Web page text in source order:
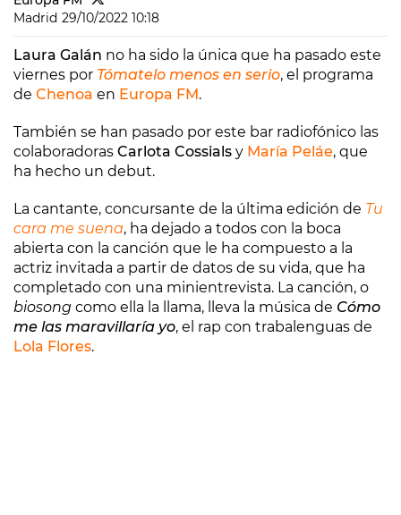
Madrid 29/10/2022 10:18
Laura Galán no ha sido la única que ha pasado este
viernes por Tómatelo menos en serio, el programa
de Chenoa en Europa FM.
También se han pasado por este bar radiofónico las
colaboradoras Carlota Cossials y María Peláe, que
ha hecho un debut.
La cantante, concursante de la última edición de Tu
cara me suena, ha dejado a todos con la boca
abierta con la canción que le ha compuesto a la
actriz invitada a partir de datos de su vida, que ha
completado con una minientrevista. La canción, o
biosong como ella la llama, lleva la música de Cómo
me las maravillaría yo, el rap con trabalenguas de
Lola Flores.